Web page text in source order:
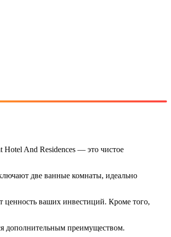
Hotel And Residences — это чистое
две ванные комнаты, идеально
ценность ваших инвестиций. Кроме того,
дополнительным преимуществом.